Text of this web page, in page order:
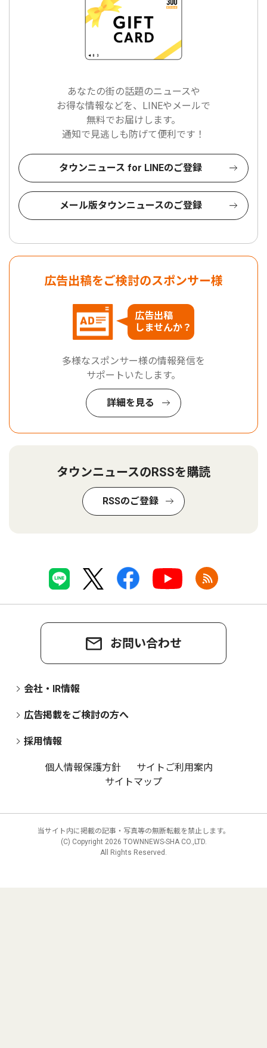
あなたの街の話題のニュースや
お得な情報などを、LINEやメールで
無料でお届けします。
通知で見逃しも防げて便利です！
タウンニュース for LINEのご登録
メール版タウンニュースのご登録
広告出稿をご検討のスポンサー様
広告出稿
しませんか？
多様なスポンサー様の情報発信を
サポートいたします。
詳細を見る
タウンニュースのRSSを購読
RSSのご登録
お問い合わせ
会社・IR情報
広告掲載をご検討の方へ
採用情報
個人情報保護方針
サイトご利用案内
サイトマップ
当サイト内に掲載の記事・写真等の無断転載を禁止します。
(C) Copyright 2026 TOWNNEWS-SHA CO.,LTD.
All Rights Reserved.